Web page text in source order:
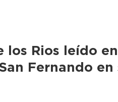
los Rios leído en
Fernando en